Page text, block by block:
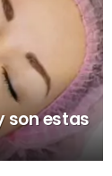
son estas